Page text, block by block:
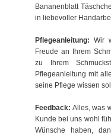
Bananenblatt
in liebevoller
Pflegeanleitung: Wir
Freude an Ihrem
zu Ihrem
Pflegeanleitung mit
seine Pflege wissen
Feedback: Alles, was
Kunde bei uns wohl
Wünsche haben,